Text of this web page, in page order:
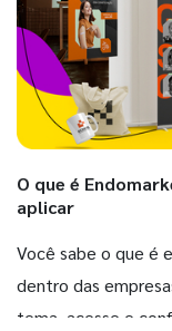
O que é
aplicar
Você sabe o que é
dentro das
tema, acesse e